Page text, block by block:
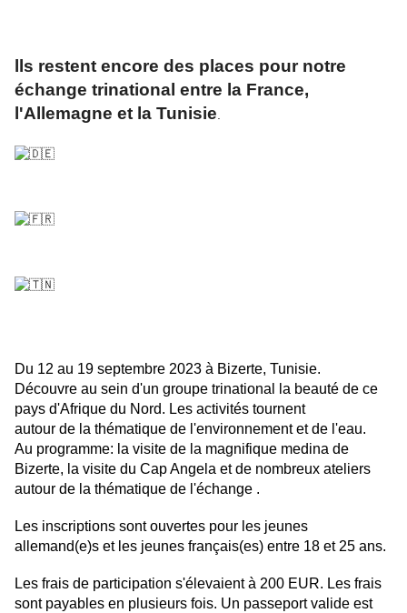
lls restent encore des places pour notre
échange trinational entre la France,
l'Allemagne et la Tunisie
Du 12 au 19 septembre 2023 à Bizerte, Tunisie.
Découvre au sein d'un groupe trinational la beauté de ce
pays d'Afrique du Nord. Les activités tournent
autour de la thématique de l'environnement et de l'eau.
Au programme: la visite de la magnifique medina de
Bizerte, la visite du Cap Angela et de nombreux ateliers
autour de la thématique de l'échange .
Les inscriptions sont ouvertes pour les jeunes
allemand(e)s et les jeunes français(es) entre 18 et 25 ans.
Les frais de participation s'élevaient à 200 EUR. Les frais
sont payables en plusieurs fois. Un passeport valide est